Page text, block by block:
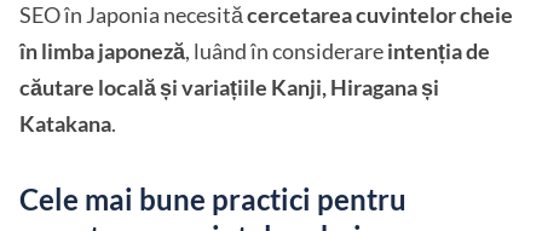
SEO în Japonia necesităcercetarea cuvintelor cheie
în limba japoneză, luând în considerareintenția de
căutare locală și variațiile Kanji, Hiragana și
Katakana.
Cele mai bune practici pentru